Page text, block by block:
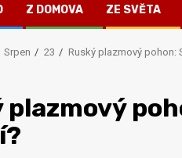
Z DOMOVA ZE SVĚTA
Srpen 23 Ruský plazmový pohon:
plazmový